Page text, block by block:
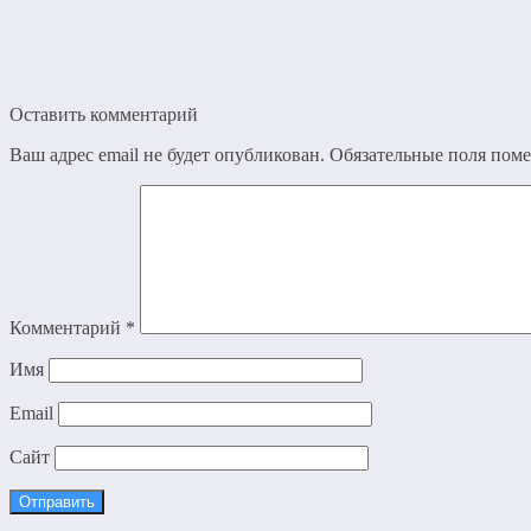
Оставить комментарий
Ваш адрес email не будет опубликован. Обязательные поля
Комментарий *
Имя
Email
Сайт